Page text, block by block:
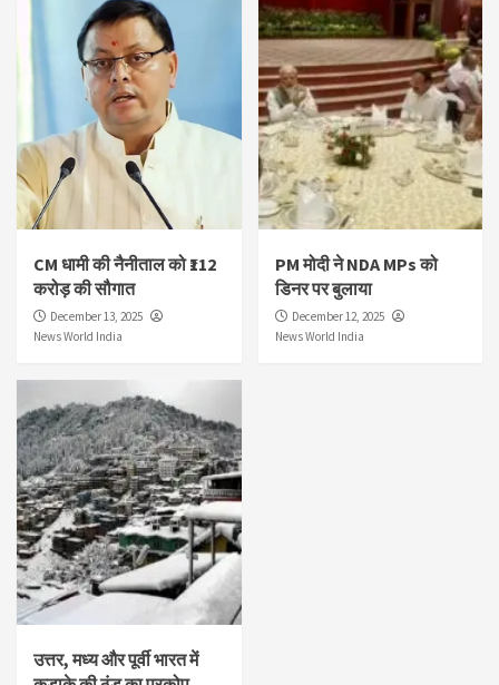
CM धामी की नैनीताल को ₹112
करोड़ की सौगात
December 13, 2025
News World India
PM मोदी ने NDA MPs को
डिनर पर बुलाया
December 12, 2025
News World India
उत्तर, मध्य और पूर्वी भारत में